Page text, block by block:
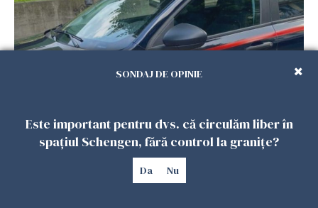
Româncă din Italia, acuzată că și-a lăsat copiii
singuri în casă pentru a merge la mall. Vecinii
SONDAJ DE OPINIE
Este important pentru dvs. că circulăm liber în
spațiul Schengen, fără control la granițe?
Da Nu